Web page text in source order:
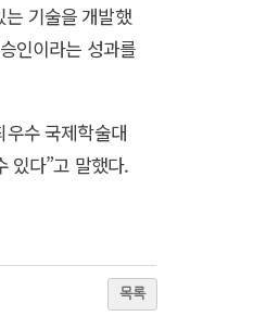
기술을 개발했
인이라는 성과를
수 국제학술대
있다”고 말했다.
목록